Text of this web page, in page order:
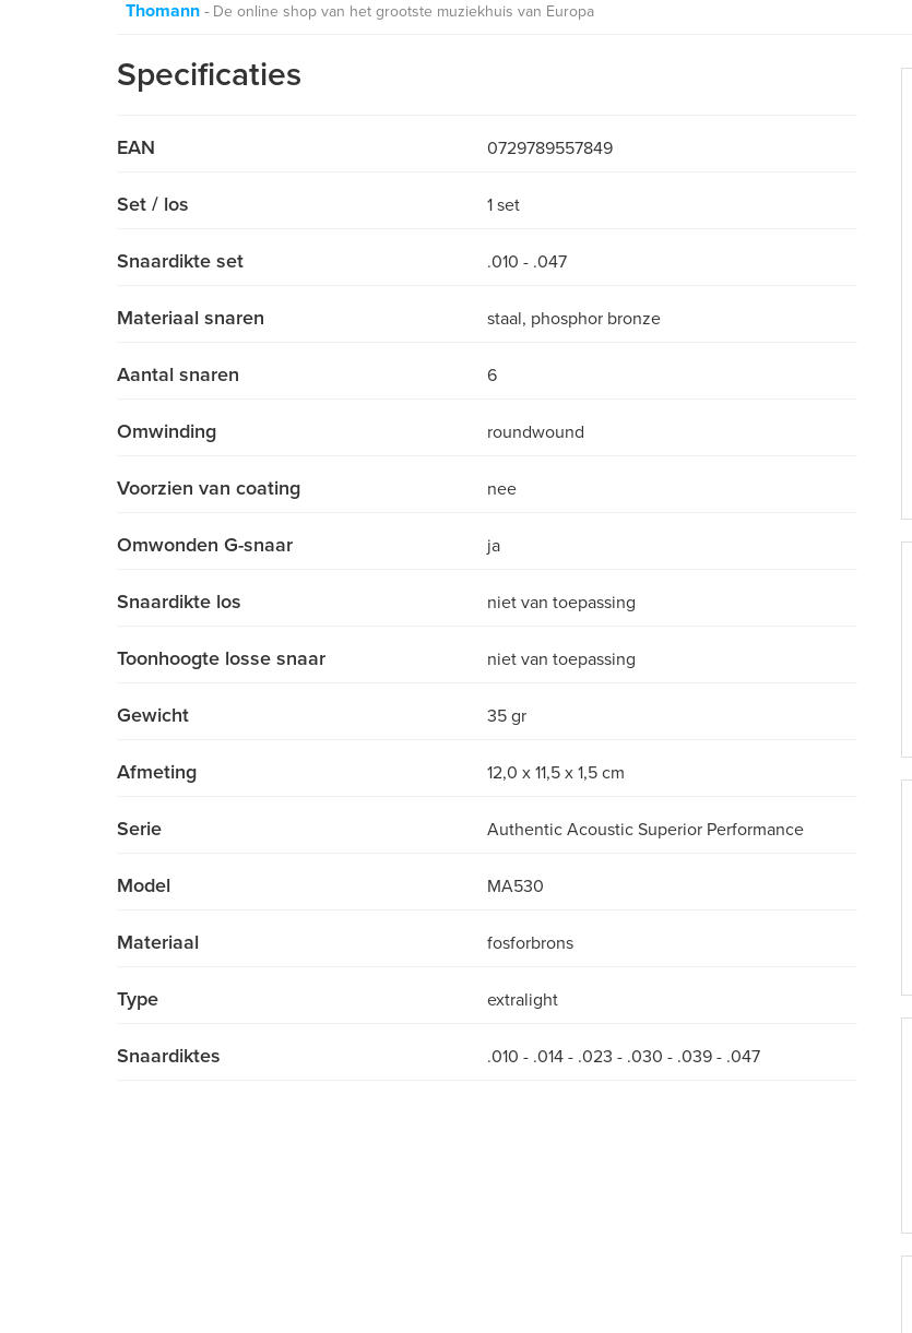
Thomann De online shop van het grootste muziekhuis van Europa
Specificaties
EAN 0729789557849
Set / los 1 set
Snaardikte set .010 - .047
Materiaal snaren staal, phosphor bronze
Aantal snaren 6
Omwinding roundwound
Voorzien van coating nee
Omwonden G-snaar ja
Snaardikte los niet van toepassing
Toonhoogte losse snaar niet van toepassing
Gewicht 35 gr
Afmeting 12,0 x 11,5 x 1,5 cm
Serie Authentic Acoustic Superior Performance
Model MA530
Materiaal fosforbrons
Type extralight
Snaardiktes .010 - .014 - .023 - .030 - .039 - .047